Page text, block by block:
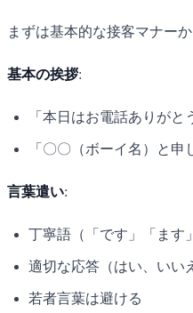
まずは基本的な接客マナー
基本の挨拶:
「本日はお電話ありがと
「〇〇（ボーイ名）と申
言葉遣い:
丁寧語（「です」「ます
適切な応答（はい、いい
若者言葉は避ける